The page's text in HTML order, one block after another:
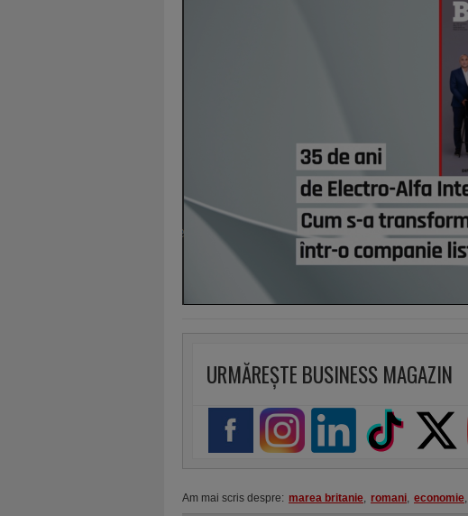
URMĂREȘTE BUSINESS MAGAZIN
Am mai scris despre: marea britanie, romani, economie,